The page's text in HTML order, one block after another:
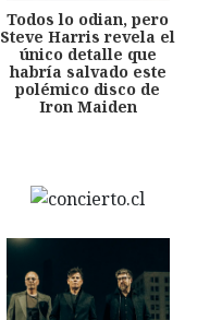
Todos lo odian, pero
Steve Harris revela el
único detalle que
habría salvado este
polémico disco de
Iron Maiden